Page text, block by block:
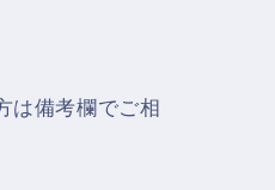
は備考欄でご相